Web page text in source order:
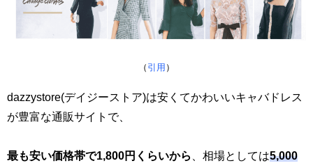
（ 引用 ）
dazzystore(デイジーストア)は安くてかわいいキャバドレス
が豊富な通販サイトで、
最も安い価格帯で1,800円くらいから 、相場としては5,000